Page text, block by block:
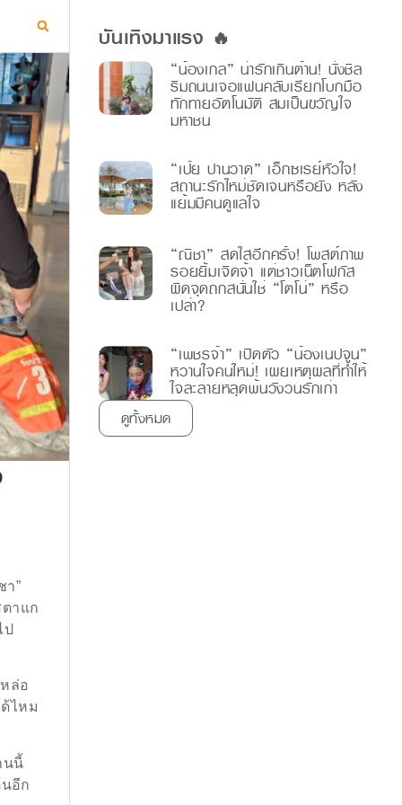
า”
าแก
ป
ล่อ
ไหม
นนี้
อีก
บันเทิงมาแรง 🔥
“น้องเกล” น่ารักเกินต้าน! นั่งชิล
ริมถนนเจอแฟนคลับเรียกโบกมือ
ทักทายอัตโนมัติ สมเป็นขวัญใจ
มหาชน
“เป้ย ปานวาด” เอ็กซเรย์หัวใจ!
สถานะรักใหม่ชัดเจนหรือยัง หลัง
แย้มมีคนดูแลใจ
“ณิชา” สดใสอีกครั้ง! โพสต์ภาพ
รอยยิ้มเจิดจ้า แต่ชาวเน็ตโฟกัส
ผิดจุดถกสนั่นใช่ “โตโน่” หรือ
เปล่า?
“เพชรจ้า” เปิดตัว “น้องเนปจูน”
หวานใจคนใหม่! เผยเหตุผลที่ทำให้
ใจละลายหลุดพ้นวังวนรักเก่า
ดูทั้งหมด